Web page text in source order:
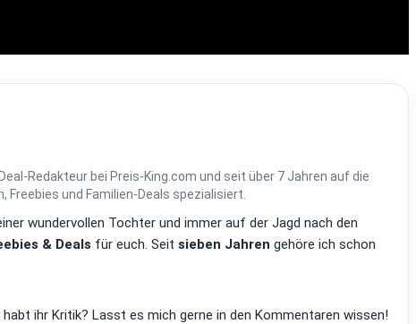
Redakteur bei Preis-King.com und seit über 7 Jahren auf die
Freebies und Familien-Deals spezialisiert.
wundervollen Tochter und immer auf der Jagd nach den
& Deals für euch. Seit sieben Jahren gehöre ich schon
habt ihr Kritik? Lasst es mich gerne in den Kommentaren wissen!